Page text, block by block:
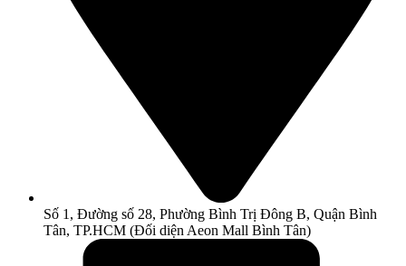
Số 1, Đường số 28, Phường Bình Trị Đông B, Quận Bình
Tân, TP.HCM (Đối diện Aeon Mall Bình Tân)